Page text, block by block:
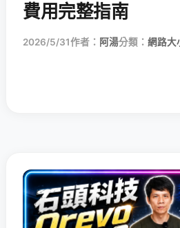
費用完整指南
2026/5/31作者： 阿湯分類： 網路大